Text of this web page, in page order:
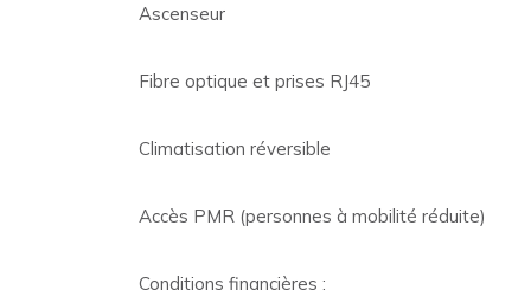
Ascenseur
Fibre optique et prises RJ45
Climatisation réversible
Accès PMR (personnes à mobilité réduite)
Conditions financières :